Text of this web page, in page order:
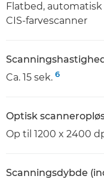
Flatbed,
CIS-farvescanner
Ca. 15 sek. 6
Optisk
Op til 1200 x 2400
Scanningsdybde